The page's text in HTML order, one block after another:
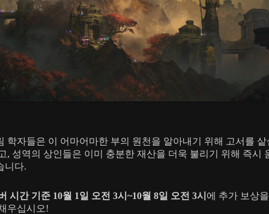
학자들은 이 어마어마한 부의 원천을 알아내기 위해 고서를 샅
, 성역의 상인들은 이미 충분한 재산을 더욱 불리기 위해 즉시
니다.
시간 기준 10월 1일 오전 3시~10월 8일 오전 3시 에 추가 보상
우십시오!